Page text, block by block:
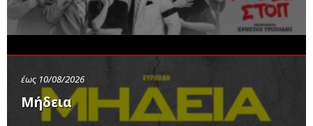
έως 10/08/2026
Μήδεια